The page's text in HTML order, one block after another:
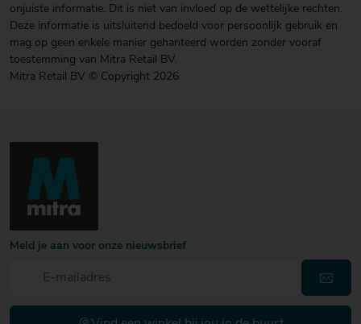
onjuiste informatie. Dit is niet van invloed op de wettelijke rechten.
Deze informatie is uitsluitend bedoeld voor persoonlijk gebruik en
mag op geen enkele manier gehanteerd worden zonder vooraf
toestemming van Mitra Retail BV.
Mitra Retail BV © Copyright 2026
Meld je aan voor onze nieuwsbrief